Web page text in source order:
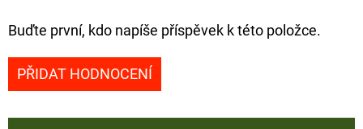
Buďte první, kdo napíše příspěvek k této položce.
PŘIDAT HODNOCENÍ